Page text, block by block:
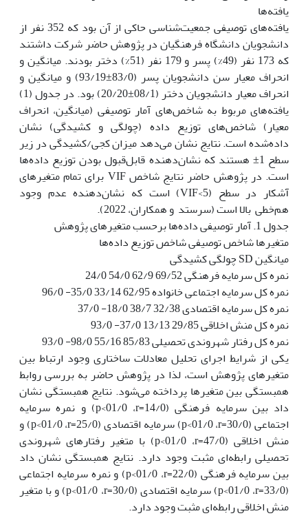
یافته‌ها
یافته‌های توصیفی جمعیت‌شناسی حاکی از آن بود که 352 نفر از
دانشجویان دانشگاه فرهنگیان در پژوهش حاضر شرکت داشتند
که 173 نفر (49%) پسر و 179 نفر (51%) دختر بودند. میانگین و
انحراف معیار سن دانشجویان پسر (83/0±93/19) و میانگین و
انحراف معیار دانشجویان دختر (08/1±20/20) بود. در جدول (1)
‏یافته‌های مربوط به شاخص‌های آمار توصیفی (میانگین، انحراف
معیار) شاخص‌های توزیع داده (چولگی و کشیدگی) نشان
داده‌شده است. نتایج نشان می‌دهد میزان کجی/کشیدگی در زیر
سطح ‎±‎1‌ هستند که نشان‌دهنده قابل‌قبول بودن توزیع داده‌ها
است. در پژوهش حاضر نتایج شاخص VIF برای تمام متغیرهای
آشکار در سطح (5>VIF) است که نشان‌دهنده عدم وجود
هم‌خطی بالا است ‏(سرستد و همکاران، 2022).
جدول 1. آمار توصیفی داده‌ها برحسب متغیرهای پژوهش
متغیرها شاخص توصیفی شاخص توزیع داده‌ها
میانگین SD چولگی کشیدگی
نمره کل سرمایه فرهنگی 69/52 62/9 54/0 24/0
نمره کل سرمایه اجتماعی خانواده 62/95 33/14 35/0- 96/0
نمره کل سرمایه اقتصادی 32/38 38/7 18/0- 37/0
نمره کل منش اخلاقی 29/85 13/13 37/0- 93/0
نمره کل رفتار شهروندی تحصیلی 85/83 55/16 98/0- 93/0
یکی از شرایط اجرای تحلیل معادلات ساختاری وجود ارتباط بین
متغیرهای پژوهش است، لذا در پژوهش حاضر به بررسی روابط
همبستگی بین متغیر‌ها پرداخته می‌شود. نتایج همبستگی نشان
داد بین سرمایه فرهنگی (14/0=‏r،‏ 01/0>‏p) و نمره سرمایه
اجتماعی (30/0=‏r،‏ 01/0>‏p) سرمایه اقتصادی (25/0=‏r،‏ 01/0>‏p) و
منش اخلاقی (47/0=‏r،‏ 01/0>‏p) با متغیر رفتارهای شهروندی
تحصیلی رابطه‌ای مثبت وجود دارد. نتایج همبستگی نشان داد
بین سرمایه فرهنگی (22/0=‏r،‏ 01/0>‏p) و نمره سرمایه اجتماعی
(33/0=‏r،‏ 01/0>‏p) سرمایه اقتصادی (30/0=‏r،‏ 01/0>‏p) و با متغیر
منش اخلاقی رابطه‌ای مثبت وجود دارد.